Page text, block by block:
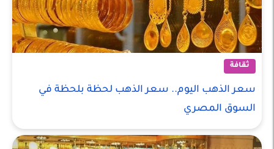
ثقافة
سعر الذهب اليوم.. سعر الذهب لحظة بلحظة في
السوق المصري